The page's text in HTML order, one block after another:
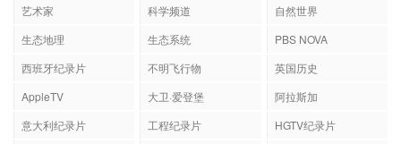
艺术家
科学频道
自然世界
生态地理
生态系统
PBS NOVA
西班牙纪录片
不明飞行物
英国历史
AppleTV
大卫·爱登堡
阿拉斯加
意大利纪录片
工程纪录片
HGTV纪录片